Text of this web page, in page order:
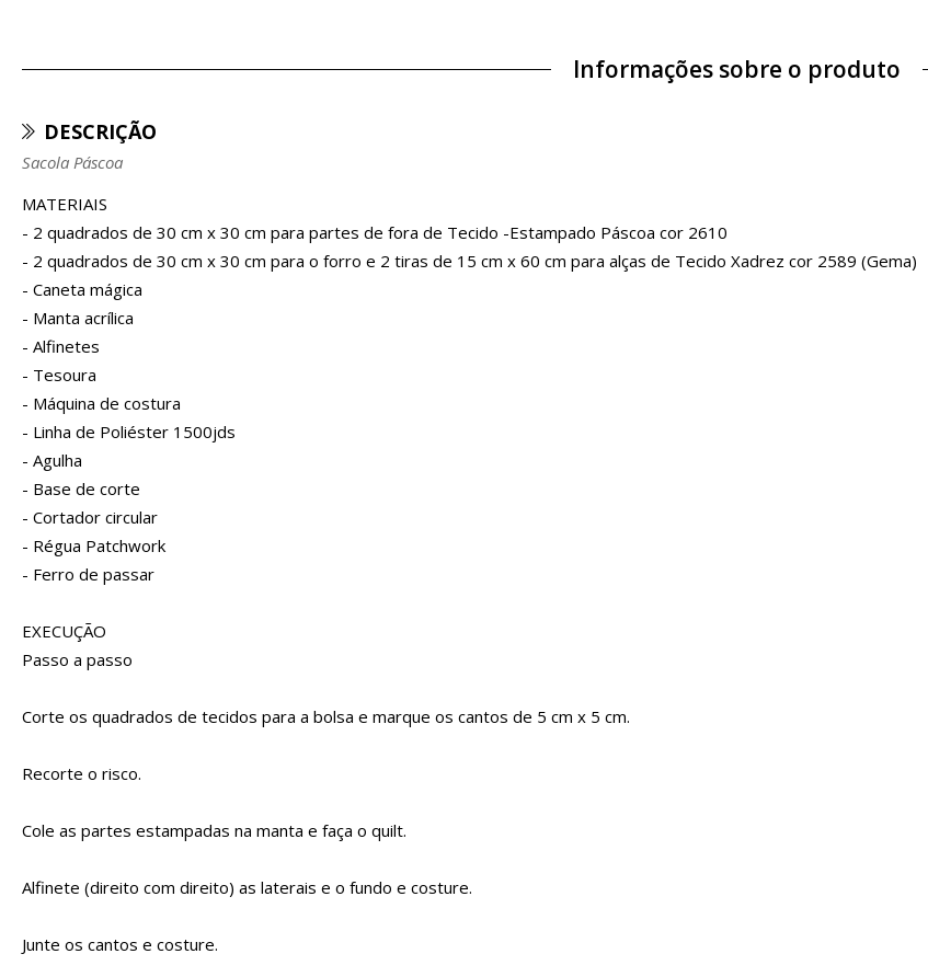
Informações sobre o produto
DESCRIÇÃO
Sacola Páscoa
MATERIAIS
- 2 quadrados de 30 cm x 30 cm para partes de fora de Tecido -Estampado Páscoa cor 2610
- 2 quadrados de 30 cm x 30 cm para o forro e 2 tiras de 15 cm x 60 cm para alças de Tecido Xadrez cor 2589 (Gema)
- Caneta mágica
- Manta acrílica
- Alfinetes
- Tesoura
- Máquina de costura
- Linha de Poliéster 1500jds
- Agulha
- Base de corte
- Cortador circular
- Régua Patchwork
- Ferro de passar
EXECUÇÃO
Passo a passo
Corte os quadrados de tecidos para a bolsa e marque os cantos de 5 cm x 5 cm.
Recorte o risco.
Cole as partes estampadas na manta e faça o quilt.
Alfinete (direito com direito) as laterais e o fundo e costure.
Junte os cantos e costure.